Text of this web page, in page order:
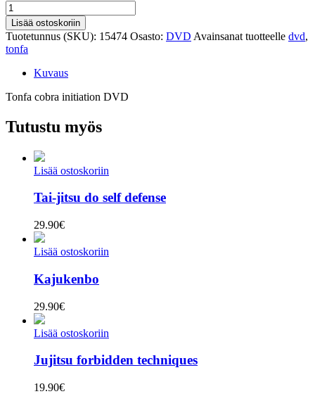
Tonfa
cobra
initiation
määrä
Lisää ostoskoriin
Tuotetunnus (SKU): 15474 Osasto: DVD Avainsanat tuotteelle dvd,
tonfa
Kuvaus
Tonfa cobra initiation DVD
Tutustu myös
Lisää ostoskoriin
Tai-jitsu do self defense
29.90€
Lisää ostoskoriin
Kajukenbo
29.90€
Lisää ostoskoriin
Jujitsu forbidden techniques
19.90€